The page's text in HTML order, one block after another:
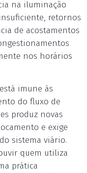
na iluminação
retornos
de acostamentos
nos horários
imune às
do fluxo de
produz novas
e exige
sistema viário.
quem utiliza
prática